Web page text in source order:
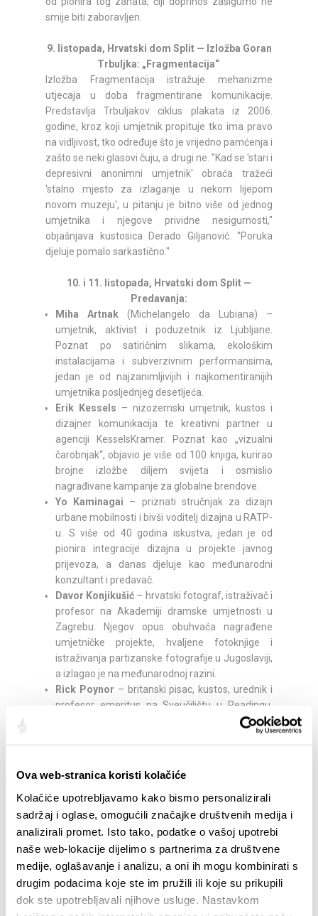
Ova web-stranica koristi kolačiće
Kolačiće upotrebljavamo kako bismo personalizirali
sadržaj i oglase, omogućili značajke društvenih medija i
analizirali promet. Isto tako, podatke o vašoj upotrebi
naše web-lokacije dijelimo s partnerima za društvene
medije, oglašavanje i analizu, a oni ih mogu kombinirati s
drugim podacima koje ste im pružili ili koje su prikupili
dok ste upotrebljavali njihove usluge. Nastavkom
smije biti zaboravljen.
9. listopada, Hrvatski dom Split — Izložba Goran
Trbuljka: „Fragmentacija“
Izložba Fragmentacija istražuje mehanizme
utjecaja u doba fragmentirane komunikacije.
Predstavlja Trbuljakov ciklus plakata iz 2006.
godine, kroz koji umjetnik propituje tko ima pravo
na vidljivost, tko određuje što je vrijedno pamćenja i
zašto se neki glasovi čuju, a drugi ne. "Kad se 'stari i
depresivni anonimni umjetnik' obraća tražeći
'stalno mjesto za izlaganje u nekom lijepom
novom muzeju', u pitanju je bitno više od jednog
umjetnika i njegove prividne nesigurnosti,"
objašnjava kustosica Derado Giljanović. "Poruka
djeluje pomalo sarkastično."
10. i 11. listopada, Hrvatski dom Split —
Predavanja:
Miha Artnak (Michelangelo da Lubiana) –
umjetnik, aktivist i poduzetnik iz Ljubljane.
Poznat po satiričnim slikama, ekološkim
instalacijama i subverzivnim performansima,
jedan je od najzanimljivijih i najkomentiranijih
umjetnika posljednjeg desetljeća.
Erik Kessels – nizozemski umjetnik, kustos i
dizajner komunikacija te kreativni partner u
agenciji KesselsKramer. Poznat kao „vizualni
čarobnjak“, objavio je više od 100 knjiga, kurirao
brojne izložbe diljem svijeta i osmislio
nagrađivane kampanje za globalne brendove.
Yo Kaminagai – priznati stručnjak za dizajn
urbane mobilnosti i bivši voditelj dizajna u RATP-
u. S više od 40 godina iskustva, jedan je od
pionira integracije dizajna u projekte javnog
prijevoza, a danas djeluje kao međunarodni
konzultant i predavač.
Davor Konjikušić – hrvatski fotograf, istraživač i
profesor na Akademiji dramske umjetnosti u
Zagrebu. Njegov opus obuhvaća nagrađene
umjetničke projekte, hvaljene fotoknjige i
istraživanja partizanske fotografije u Jugoslaviji,
a izlagao je na međunarodnoj razini.
Rick Poynor – britanski pisac, kustos, urednik i
profesor emeritus na Sveučilištu u Readingu.
Osnivač časopisa Eye i suosnivač platforme
Design Observer, smatra se jednim od vodećih
dizajnerica, poznata po siluetama koje
naglašavaju pokret, sport i vitalnost. Od
oslikavanja murala i nogometnih igrališta do
dizajniranja tenisica i vlastite nijanse boje u
suradnji s LeFranc Bourgeois, njezin je rad
snažan i raznolik. Suradivala je s globalnim
ikonama poput Nikea, BMW-a, NFL-a i Penguina,
a njezine printeve posjeduju Beyoncé i Justin